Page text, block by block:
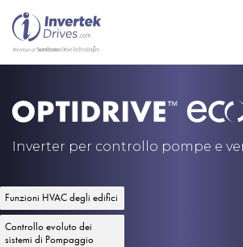
Inverter per controllo pompe e
Funzioni HVAC degli edifici
Controllo evoluto dei
sistemi di Pompaggio